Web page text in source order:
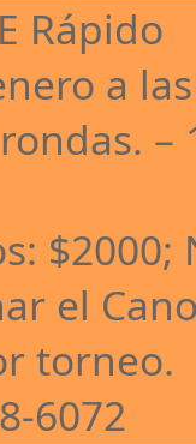
Rápido
a
$2000;
el
torneo.
6072